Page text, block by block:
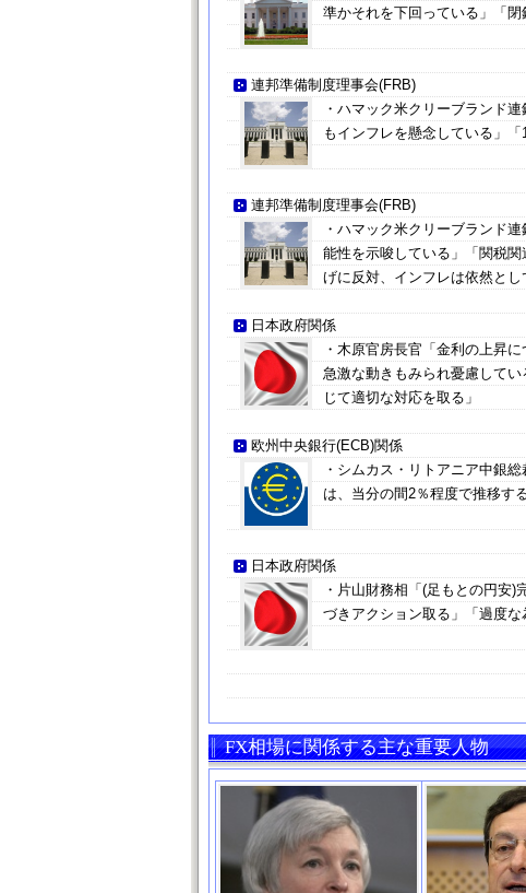
準かそれを下回っている」「閉
連邦準備制度理事会(FRB)
・ハマック米クリーブランド
もインフレを懸念している」
連邦準備制度理事会(FRB)
・ハマック米クリーブランド
能性を示唆している」「関税
げに反対、インフレは依然とし
日本政府関係
・木原官房長官「金利の上昇
急激な動きもみられ憂慮して
じて適切な対応を取る」
欧州中央銀行(ECB)関係
・シムカス・リトアニア中銀
は、当分の間2％程度で推移す
日本政府関係
・片山財務相「(足もとの円安
づきアクション取る」「過度な
FX相場に関係する主な重要人物